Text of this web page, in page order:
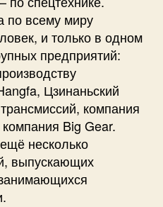
по всему миру
и только в одном
предприятий:
Цзинаньский
компания
Big Gear.
несколько
выпускающих